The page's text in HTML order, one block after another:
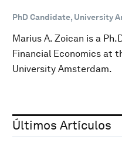
PhD Candidate, University
Marius A. Zoican is a
Financial Economics at
University Amsterdam.
Últimos Artículos